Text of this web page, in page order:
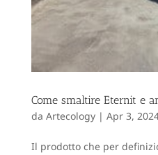
Come smaltire Eternit e
da Artecology| Apr 3,
Il prodotto che per